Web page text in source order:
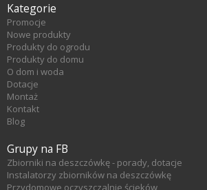
Kategorie
Promocje
Nowe produkty
Produkty do ogrodu
Produkty do domu
O dom i woda
Dotacje
Montaż
Kontakt
Blog
Grupy na FB
Zbiorniki na deszczówkę - porady, dotacje
Instalatorzy zbiorników na deszczówkę
Przydomowe oczyszczalnie ścieków